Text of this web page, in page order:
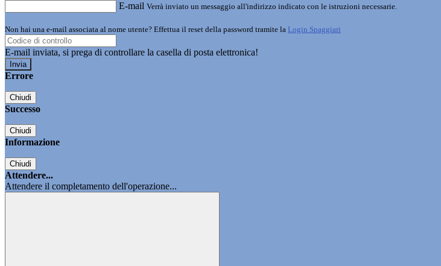
E-mail Verrà inviato un messaggio all'indirizzo indicato con le istruzioni necessarie.
Non hai una e-mail associata al nome utente? Effettua il reset della password tramite la Login Spaggiari
E-mail inviata, si prega di controllare la casella di posta elettronica!
Errore
Chiudi
Successo
Chiudi
Informazione
Chiudi
Attendere...
Attendere il completamento dell'operazione...